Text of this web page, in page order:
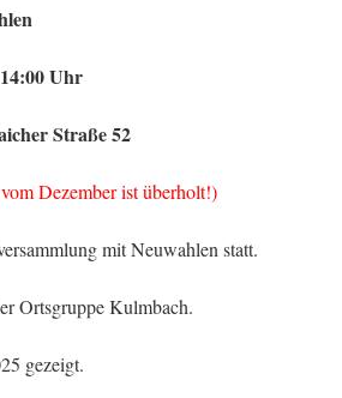
Uhr
Straße 52
Dezember ist überholt!)
mit Neuwahlen statt.
Ortsgruppe Kulmbach.
gezeigt.